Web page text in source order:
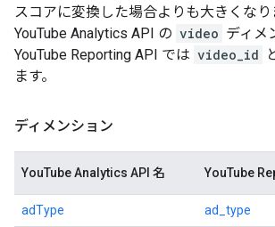
スコアに変換した場合よりも大きくなり
YouTube Analytics API の video ディメ
YouTube Reporting API では video_id
ます。
ディメンション
YouTube Analytics API 名 YouTube
adType ad_type